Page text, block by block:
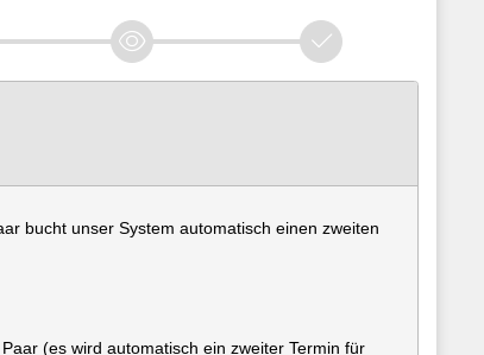
bucht unser System automatisch einen zweiten
(es wird automatisch ein zweiter Termin für